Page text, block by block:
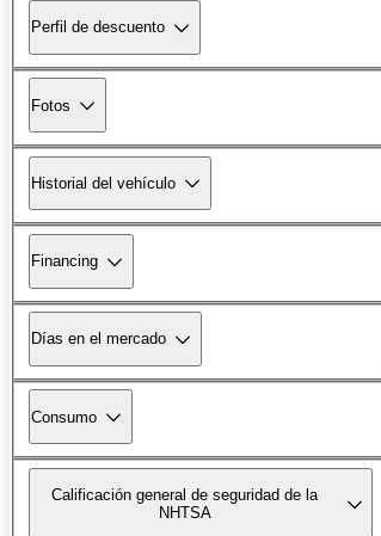
Perfil de descuento
Fotos
Historial del vehículo
Financing
Días en el mercado
Consumo
Calificación general de seguridad de la
NHTSA